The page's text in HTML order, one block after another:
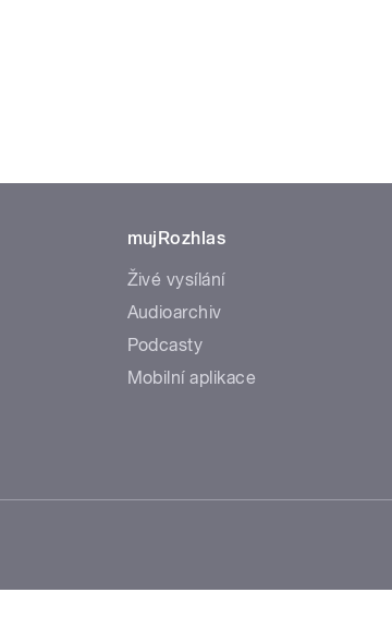
mujRozhlas
Živé vysílání
Audioarchiv
Podcasty
Mobilní aplikace